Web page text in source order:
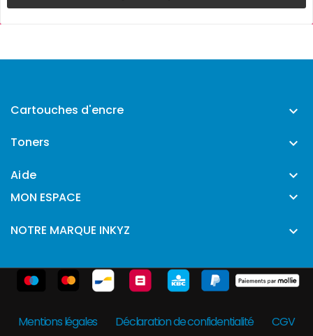
Cartouches d'encre 
Toners 
Aide 
MON ESPACE 
NOTRE MARQUE INKYZ 
Mentions légales Déclaration de confidentialité CGV